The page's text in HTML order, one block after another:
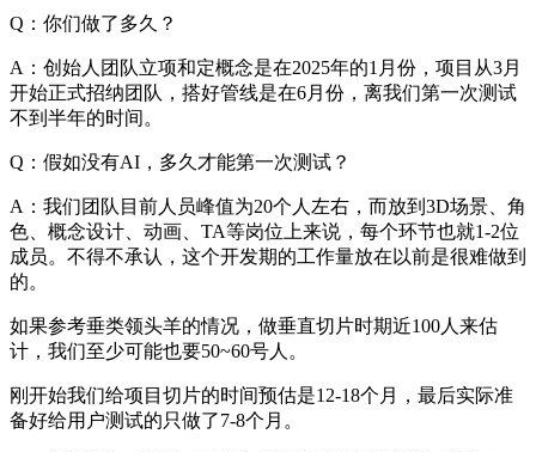
Q：你们做了多久？
A：创始人团队立项和定概念是在2025年的1月份，项目从3月
开始正式招纳团队，搭好管线是在6月份，离我们第一次测试
不到半年的时间。
Q：假如没有AI，多久才能第一次测试？
A：我们团队目前人员峰值为20个人左右，而放到3D场景、角
色、概念设计、动画、TA等岗位上来说，每个环节也就1-2位
成员。不得不承认，这个开发期的工作量放在以前是很难做到
的。
如果参考垂类领头羊的情况，做垂直切片时期近100人来估
计，我们至少可能也要50~60号人。
刚开始我们给项目切片的时间预估是12-18个月，最后实际准
备好给用户测试的只做了7-8个月。